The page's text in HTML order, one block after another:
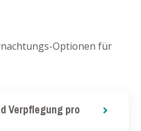
Optionen für
Verpflegung pro